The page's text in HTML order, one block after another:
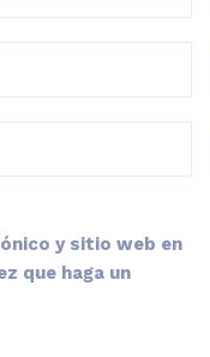
y sitio web en
que haga un